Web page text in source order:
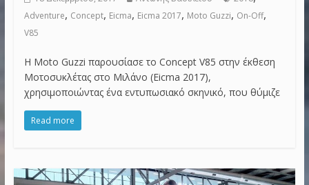
Adventure, Concept, Eicma, Eicma 2017, Moto Guzzi, On-Off,
V85
Η Moto Guzzi παρουσίασε το Concept V85 στην έκθεση
Μοτοσυκλέτας στο Μιλάνο (Eicma 2017),
χρησιμοποιώντας ένα εντυπωσιακό σκηνικό, που θύμιζε
Read more